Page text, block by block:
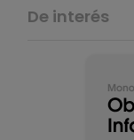
De interés